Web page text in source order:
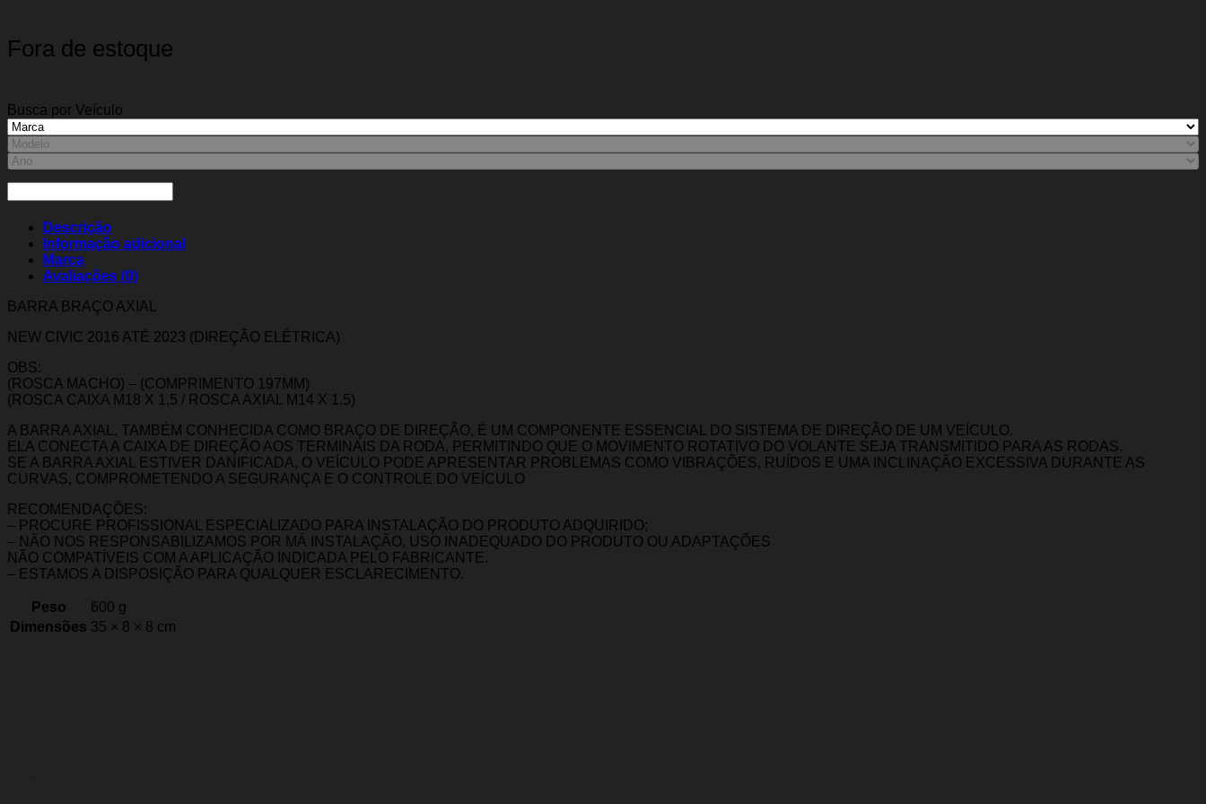
Fora de estoque
Busca por Veículo
Descrição
Informação adicional
Marca
Avaliações (0)
BARRA BRAÇO AXIAL
NEW CIVIC 2016 ATÉ 2023 (DIREÇÃO ELÉTRICA)
OBS:
(ROSCA MACHO) – (COMPRIMENTO 197MM)
(ROSCA CAIXA M18 X 1,5 / ROSCA AXIAL M14 X 1.5)
A BARRA AXIAL, TAMBÉM CONHECIDA COMO BRAÇO DE DIREÇÃO, É UM COMPONENTE ESSENCIAL DO SISTEMA DE DIREÇÃO DE UM VEÍCULO.
ELA CONECTA A CAIXA DE DIREÇÃO AOS TERMINAIS DA RODA, PERMITINDO QUE O MOVIMENTO ROTATIVO DO VOLANTE SEJA TRANSMITIDO PARA AS RODAS.
SE A BARRA AXIAL ESTIVER DANIFICADA, O VEÍCULO PODE APRESENTAR PROBLEMAS COMO VIBRAÇÕES, RUÍDOS E UMA INCLINAÇÃO EXCESSIVA DURANTE AS
CURVAS, COMPROMETENDO A SEGURANÇA E O CONTROLE DO VEÍCULO
RECOMENDAÇÕES:
– PROCURE PROFISSIONAL ESPECIALIZADO PARA INSTALAÇÃO DO PRODUTO ADQUIRIDO;
– NÃO NOS RESPONSABILIZAMOS POR MÁ INSTALAÇÃO, USO INADEQUADO DO PRODUTO OU ADAPTAÇÕES
NÃO COMPATÍVEIS COM A APLICAÇÃO INDICADA PELO FABRICANTE.
– ESTAMOS A DISPOSIÇÃO PARA QUALQUER ESCLARECIMENTO.
Peso
600 g
Dimensões 35 × 8 × 8 cm